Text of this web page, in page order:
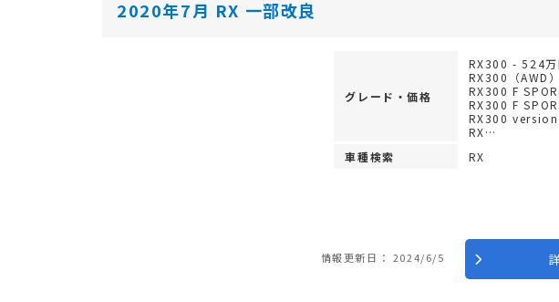
2020年7月 RX 一部改良
グレード・価格
RX300 - 524万
RX300（AWD
RX300 F
RX300 F
RX300
RX…
車種検索
RX
情報更新日： 2024/6/5